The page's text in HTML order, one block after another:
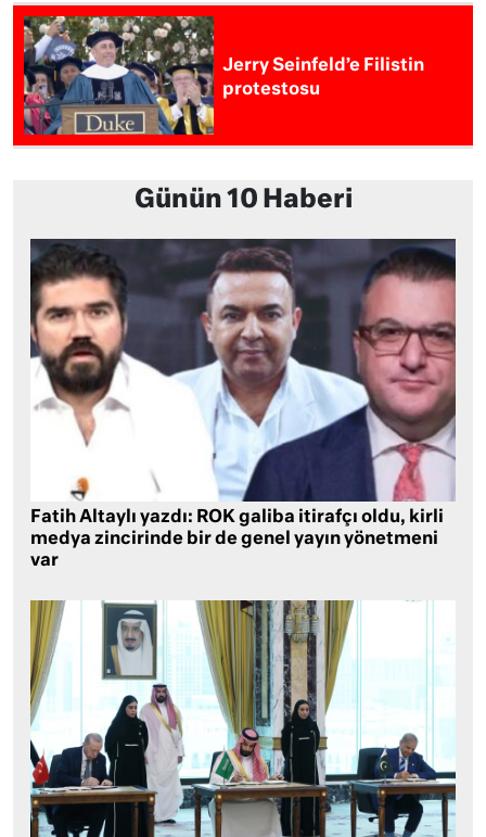
Jerry Seinfeld’e Filistin
protestosu
Günün 10 Haberi
Fatih Altaylı yazdı: ROK galiba itirafçı oldu, kirli
medya zincirinde bir de genel yayın yönetmeni
var